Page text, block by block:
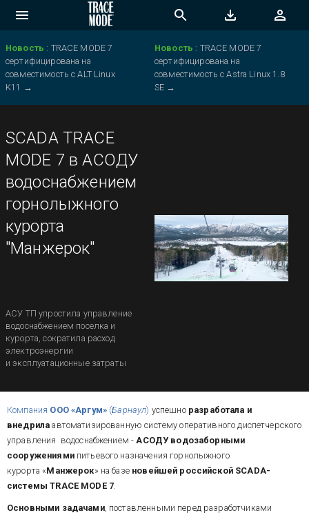
Новость : TRACE MODE 7
сертифицирована на
совместимость с ALT Linux
K11 →
Новость : TRACE MODE 7
сертифицирована на
совместимость с Astra Linux 1.8
SE →
SCADA TRACE
MODE 7 в АСОДУ
водоснабжением
горнолыжного
курорта
"Манжерок"
АСУ ТП упростила управление
водоснабжением поселка и
курорта, сократила расход
электроэнергии
и эксплуатационные затраты
Компания ООО «Аргум» (Барнаул) успешно разработала и
внедрилаавтоматизированную систему оперативного диспетчерского
управления водоснабжением -АСОДУ водозаборными
сооружениями питьевого назначения горнолыжного
курорта «Манжерок» на базе новейшей российской SCADA-
системы TRACE MODE 7.
Основными задачами, поставленными перед разработчиками